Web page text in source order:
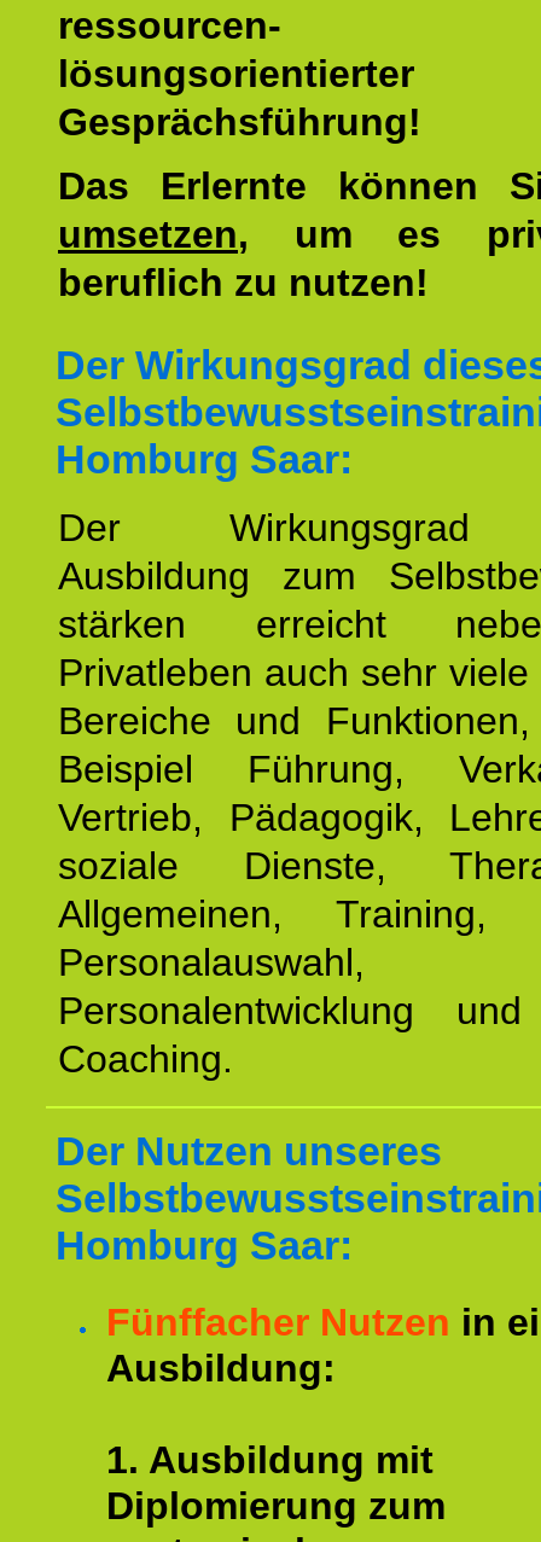
lösungsorientierter
Gesprächsführung!
Das Erlernte können
umsetzen, um es
beruflich zu nutzen!
Der Wirkungsgrad
Homburg Saar:
Der Wirkungsgrad
Ausbildung zum
stärken erreicht
Privatleben auch sehr
Bereiche und
Beispiel Führung,
Vertrieb, Pädagogik,
soziale Dienste,
Allgemeinen, Training,
Personalauswahl,
Personalentwicklung
Coaching.
Der Nutzen unseres
Homburg Saar:
Fünffacher Nutzen in
Ausbildung:
1. Ausbildung mit
Diplomierung zum